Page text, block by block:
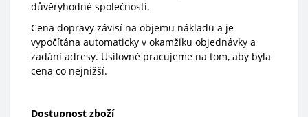
důvěryhodné společnosti.
Cena dopravy závisí na objemu nákladu a je
vypočítána automaticky v okamžiku objednávky a
zadání adresy. Usilovně pracujeme na tom, aby byla
cena co nejnižší.
Dostupnost zboží